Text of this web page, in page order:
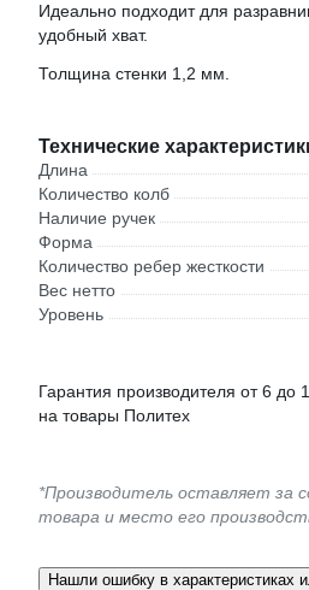
Идеально подходит для
удобный хват.
Толщина стенки 1,2 мм.
Технические
Длина
Количество колб
Наличие ручек
Форма
Количество ребер жесткости
Вес нетто
Уровень
Гарантия производителя от 6 до
на товары Политех
*Производитель оставляет за
товара и место его
Нашли ошибку в характеристиках